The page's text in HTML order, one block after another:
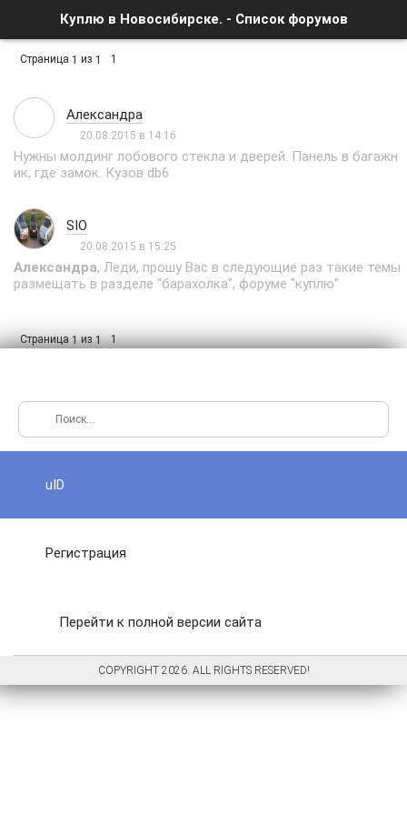
Куплю в Новосибирске. - Список форумов
Страница 1 из 1 1
Александра
20.08.2015 в 14:16
Нужны молдинг лобового стекла и дверей. Панель в багажн
ик, где замок. Кузов db6
SIO
20.08.2015 в 15:25
Александра, Леди, прошу Вас в следующие раз такие темы
размещать в разделе "барахолка", форуме "куплю"
Страница1из1 1
uID
Регистрация
Перейти к полной версии сайта
COPYRIGHT 2026. ALL RIGHTS RESERVED!